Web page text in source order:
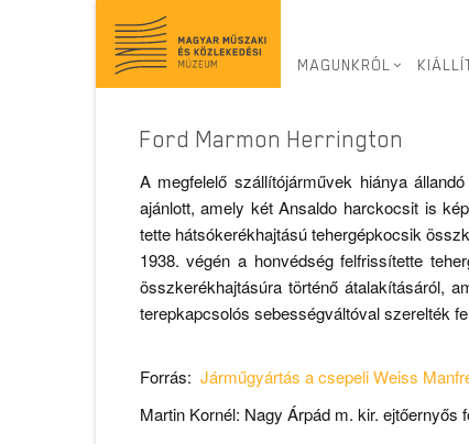
MAGUNKRÓL
Virtuális kiállítás> A Korbuly család szerepe
Marmon Herrington
Ford Marmon Herrington
A megfelelő szállítójárművek hiánya
ajánlott, amely két Ansaldo harckocsit is
tette hátsókerékhajtású tehergépkocsik
1938. végén a honvédség felfrissítette
összkerékhajtásúra történő átalakításáról,
terepkapcsolós sebességváltóval szerelték
Forrás: Járműgyártás a csepeli Weiss
Martin Kornél: Nagy Árpád m. kir.